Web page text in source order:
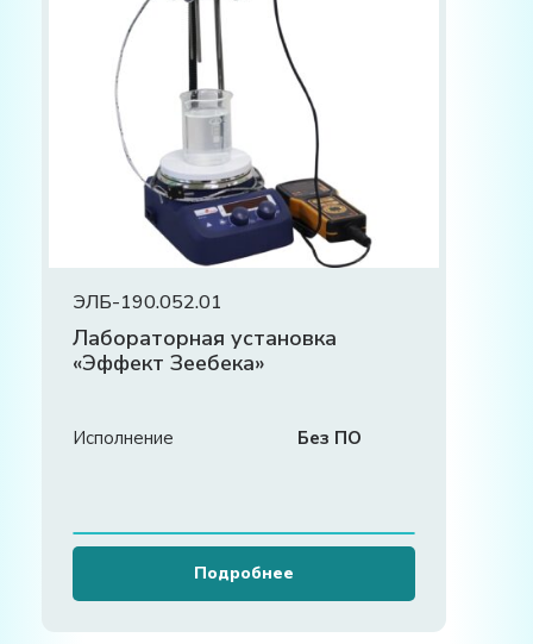
ЭЛБ-190.052.01
Лабораторная установка
«Эффект Зеебека»
Исполнение Без ПО
Подробнее